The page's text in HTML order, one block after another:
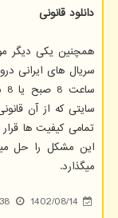
دانلود قانونی
همچنین یکی دیگر
سریال های ایرانی
سایتی که از آن
تمامی کیفیت ها
این مشکل را حل
میگذارد.
1402/08/14